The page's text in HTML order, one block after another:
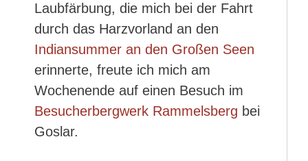
Laubfärbung, die mich bei der Fahrt
durch das Harzvorland an den
Indiansummer an den Großen Seen
erinnerte, freute ich mich am
Wochenende auf einen Besuch im
Besucherbergwerk Rammelsberg bei
Goslar.